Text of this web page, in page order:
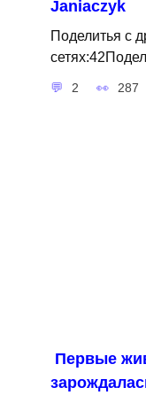
Janiaczyk
Поделитья с
2 287
Первые